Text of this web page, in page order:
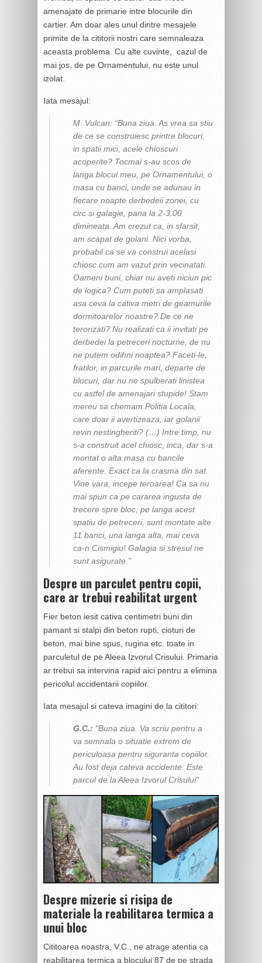
amenajate de primarie intre blocurile din
cartier. Am doar ales unul dintre mesajele
primite de la cititorii nostri care semnaleaza
aceasta problema. Cu alte cuvinte, cazul de
mai jos, de pe Ornamentului, nu este unul
izolat.
Iata mesajul:
M. Vulcan: “Buna ziua. As vrea sa stiu
de ce se construiesc printre blocuri,
in spatii mici, acele chioscuri
acoperite? Tocmai s-au scos de
langa blocul meu, pe Ornamentului, o
masa cu banci, unde se adunau in
fiecare noapte derbedeii zonei, cu
circ si galagie, pana la 2-3.00
dimineata. Am crezut ca, in sfarsit,
am scapat de golani. Nici vorba,
probabil ca se va construi acelasi
chiosc cum am vazut prin vecinatati.
Oameni buni, chiar nu aveti niciun pic
de logica? Cum puteti sa amplasati
asa ceva la cativa metri de geamurile
dormitoarelor noastre? De ce ne
terorizati? Nu realizati ca ii invitati pe
derbedei la petreceri nocturne, de nu
ne putem odihni noaptea? Faceti-le,
fratilor, in parcurile mari, departe de
blocuri, dar nu ne spulberati linistea
cu astfel de amenajari stupide! Stam
mereu sa chemam Politia Locala,
care doar ii avertizeaza, iar golanii
revin nestingheriti? (…) Intre timp, nu
s-a construit acel chiosc, inca, dar s-a
montat o alta masa cu bancile
aferente. Exact ca la crasma din sat.
Vine vara, incepe teroarea! Ca sa nu
mai spun ca pe cararea ingusta de
trecere spre bloc, pe langa acest
spatiu de petreceri, sunt montate alte
11 banci, una langa alta, mai ceva
ca-n Cismigiu! Galagia si stresul ne
sunt asigurate.”
Despre un parculet pentru copii,
care ar trebui reabilitat urgent
Fier beton iesit cativa centimetri buni din
pamant si stalpi din beton rupti, cioturi de
beton, mai bine spus, rugina etc. toate in
parculetul de pe Aleea Izvorul Crisului. Primaria
ar trebui sa intervina rapid aici pentru a elimina
pericolul accidentarii copiilor.
Iata mesajul si cateva imagini de la cititori:
G.C.: “Buna ziua. Va scriu pentru a
va semnala o situatie extrem de
periculoasa pentru siguranta copiilor.
Au fost deja cateva accidente. Este
parcul de la Aleea Izvorul Crisului”
Despre mizerie si risipa de
materiale la reabilitarea termica a
unui bloc
Cititoarea noastra, V.C., ne atrage atentia ca
reabilitarea termica a blocului 87 de pe strada